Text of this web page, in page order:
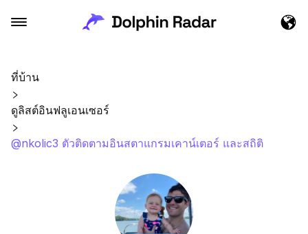
ที่บ้าน
ดูลิสต์อินฟลูเอนเซอร์
@nkolic3 ตัวติดตามอินสตาแกรมเคาน์เตอร์ และสถิติ